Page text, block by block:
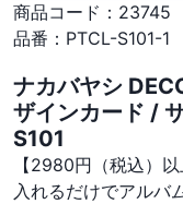
商品コード： 23745
品番： PTCL-S101-1
ナカバヤシ
ザインカード /
S101
【2980円（税込）
入れるだけでアルバ